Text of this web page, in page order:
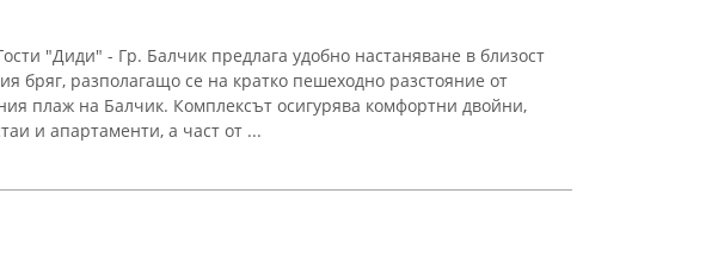
"Диди" - Гр. Балчик предлага удобно настаняване в близост
бряг, разполагащо се на кратко пешеходно разстояние от
плаж на Балчик. Комплексът осигурява комфортни двойни,
и апартаменти, а част от ...